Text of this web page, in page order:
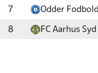
7 Odder
8 FC Aarhus